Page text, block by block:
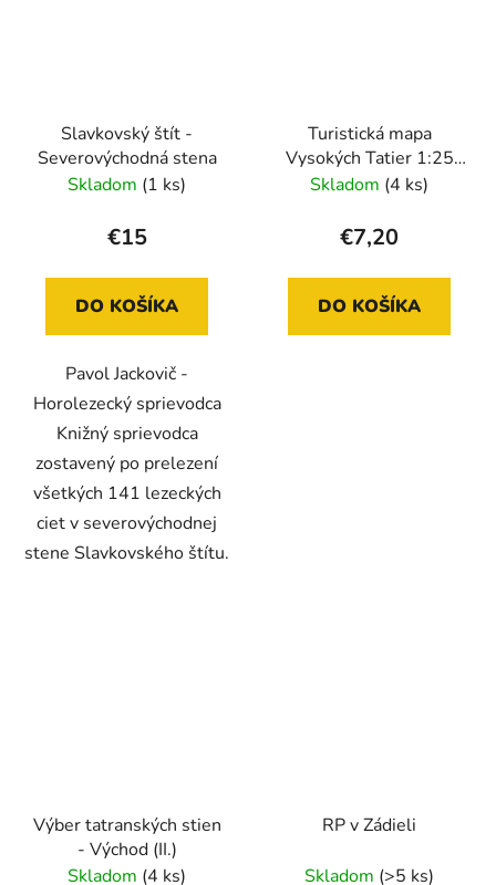
Slavkovský štít -
Severovýchodná stena
Skladom (1 ks)
€15
DO KOŠÍKA
Pavol Jackovič -
Horolezecký sprievodca
Knižný sprievodca
zostavený po prelezení
všetkých 141 lezeckých
ciet v severovýchodnej
stene Slavkovského štítu.
Turistická mapa
Vysokých Tatier 1:25
000
Skladom (4 ks)
€7,20
DO KOŠÍKA
Výber tatranských stien
- Východ (II.)
Skladom (4 ks)
RP v Zádieli
Skladom (>5 ks)